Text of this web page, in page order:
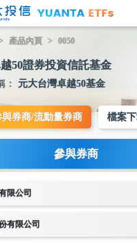
產品內頁 0050
50證券投資信託基金
： 元大台灣卓越50基金
與券商/流動量券商 檔案
參與券商
限公司
有限公司